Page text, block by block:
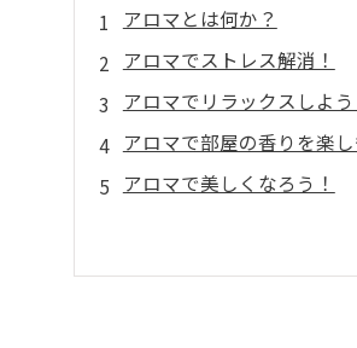
アロマとは何か？
アロマでストレス解消！
アロマでリラックスしよう
アロマで部屋の香りを楽し
アロマで美しくなろう！